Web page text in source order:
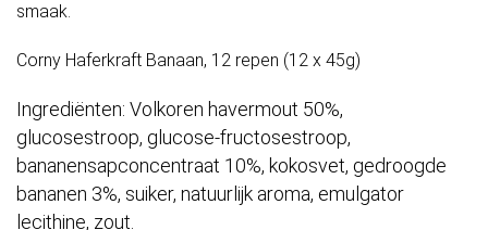
smaak.
Corny Haferkraft Banaan, 12 repen (12 x 45g)
Ingrediënten: Volkoren havermout 50%,
glucosestroop, glucose-fructosestroop,
bananensapconcentraat 10%, kokosvet, gedroogde
bananen 3%, suiker, natuurlijk aroma, emulgator
lecithine, zout.